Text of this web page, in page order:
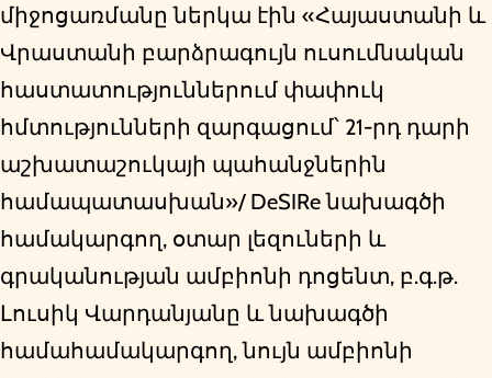
միջոցառմանը ներկա էին «Հայաստանի և
Վրաստանի բարձրագույն ուսումնական
հաստատություններում փափուկ
հմտությունների զարգացում՝ 21-րդ դարի
աշխատաշուկայի պահանջներին
համապատասխան»/ DeSIRe նախագծի
համակարգող, օտար լեզուների և
գրականության ամբիոնի դոցենտ, բ.գ.թ.
Լուսիկ Վարդանյանը և նախագծի
համահամակարգող, նույն ամբիոնի